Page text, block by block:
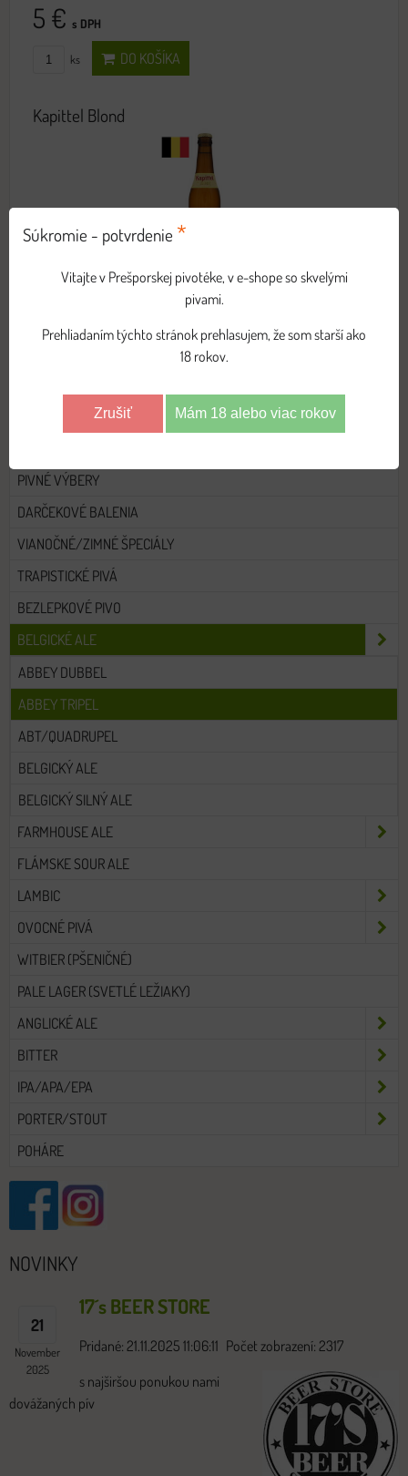
5 € s DPH
ks DO KOŠÍKA
Kapittel Blond
Jemné, ľahko pitelné kláštorné pivo s hladkým zakončením.
2,60 €s DPH
PIVNÉ VÝBERY
DARČEKOVÉ BALENIA
VIANOČNÉ/ZIMNÉ ŠPECIÁLY
TRAPISTICKÉ PIVÁ
BEZLEPKOVÉ PIVO
BELGICKÉ ALE
ABBEY DUBBEL
ABBEY TRIPEL
ABT/QUADRUPEL
BELGICKÝ ALE
BELGICKÝ SILNÝ ALE
FARMHOUSE ALE
FLÁMSKE SOUR ALE
LAMBIC
OVOCNÉ PIVÁ
WITBIER (PŠENIČNÉ)
PALE LAGER (SVETLÉ LEŽIAKY)
ANGLICKÉ ALE
BITTER
IPA/APA/EPA
PORTER/STOUT
POHÁRE
NOVINKY
21
November
2025
17´s BEER STORE
Pridané: 21.11.2025 11:06:11 Počet zobrazení: 2317
s najširšou ponukou nami
dovážaných pív
Súkromie - potvrdenie *
Vitajte v Prešporskej pivotéke, v e-shope so skvelými
pivami.
Prehliadaním týchto stránok prehlasujem, že som starší ako
18 rokov.
Zrušiť Mám 18 alebo viac rokov